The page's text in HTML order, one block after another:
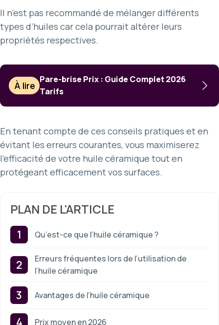
Il n’est pas recommandé de mélanger différents
types d’huiles car cela pourrait altérer leurs
propriétés respectives.
À lire
Pare-brise Prix : Guide Complet 2026
Tarifs
En tenant compte de ces conseils pratiques et en
évitant les erreurs courantes, vous maximiserez
l’efficacité de votre huile céramique tout en
protégeant efficacement vos surfaces.
PLAN DE L'ARTICLE
Qu’est-ce que l’huile céramique ?
Erreurs fréquentes lors de l’utilisation de
l’huile céramique
Avantages de l’huile céramique
Prix moyen en 2026